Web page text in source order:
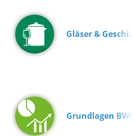
Gläser & Geschi…
Grundlagen BWL